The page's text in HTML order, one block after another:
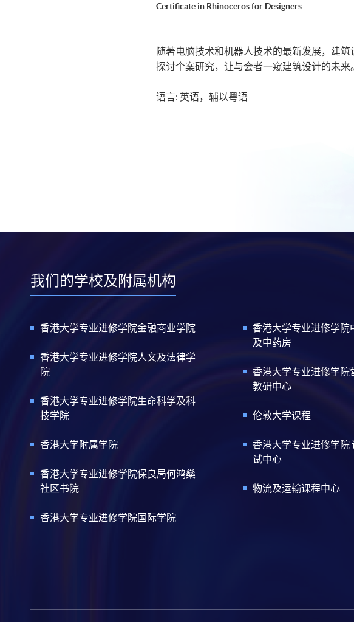
Certificate in Rhinoceros for Designers
随著电脑技术和机器人技术的最新发展，建
探讨个案研究，让与会者一窥建筑设计的未来。
语言: 英语，辅以粤语
我们的学校及附属机构
香港大学专业进修学院金融商业学院
香港大学专业进修学院人文及法律学
院
香港大学专业进修学院生命科学及科
技学院
香港大学附属学院
香港大学专业进修学院保良局何鸿燊
社区书院
香港大学专业进修学院国际学院
香港大学专业进修学院
及中药房
香港大学专业进修学院
教研中心
伦敦大学课程
香港大学专业进修学院
试中心
物流及运输课程中心